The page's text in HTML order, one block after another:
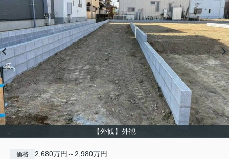
【外観】外観
価格 2,680万円～2,980万円